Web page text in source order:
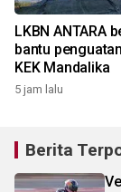
LKBN ANTARA
bantu
KEK Mandalika
5 jam lalu
Berita